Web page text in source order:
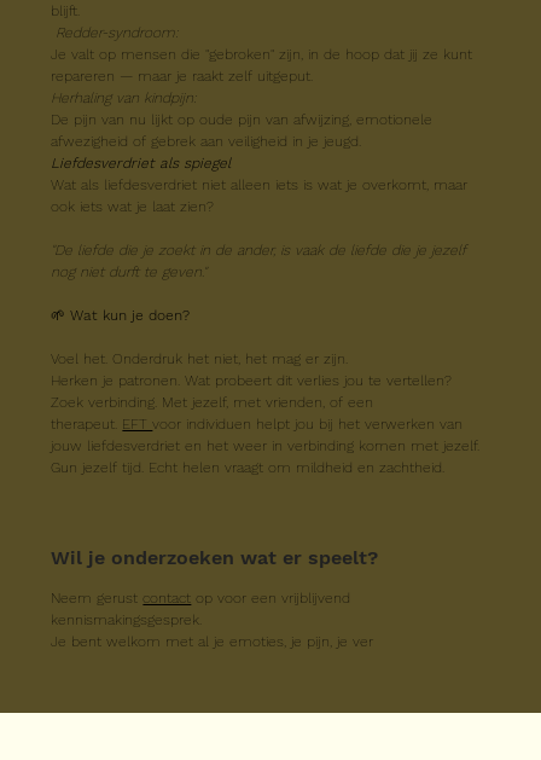
blijft.
Redder-syndroom:
Je valt op mensen die "gebroken" zijn, in de hoop dat jij ze kunt
repareren — maar je raakt zelf uitgeput.
Herhaling van kindpijn:
De pijn van nu lijkt op oude pijn van afwijzing, emotionele
afwezigheid of gebrek aan veiligheid in je jeugd.
Liefdesverdriet als spiegel
Wat als liefdesverdriet niet alleen iets is wat je overkomt, maar
ook iets wat je laat zien?
"De liefde die je zoekt in de ander, is vaak de liefde die je jezelf
nog niet durft te geven."
🌱 Wat kun je doen?
Voel het. Onderdruk het niet, het mag er zijn.
Herken je patronen. Wat probeert dit verlies jou te vertellen?
Zoek verbinding. Met jezelf, met vrienden, of een
therapeut. EFT voor individuen helpt jou bij het verwerken van
jouw liefdesverdriet en het weer in verbinding komen met jezelf.
Gun jezelf tijd. Echt helen vraagt om mildheid en zachtheid.
Wil je onderzoeken wat er speelt?
Neem gerust contact op voor een vrijblijvend
kennismakingsgesprek.
Je bent welkom met al je emoties, je pijn, je ver